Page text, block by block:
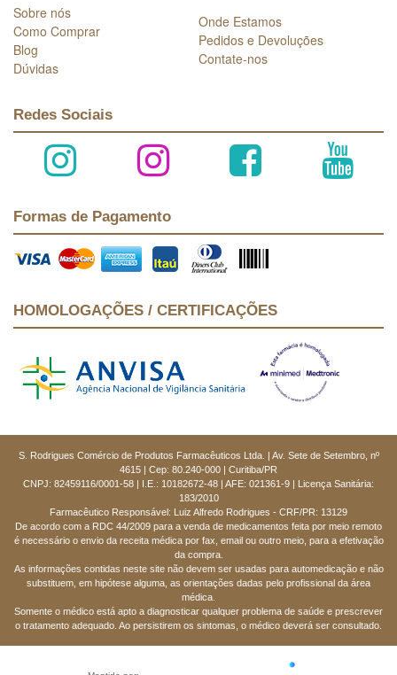
Sobre nós
Como Comprar
Blog
Dúvidas
Onde Estamos
Pedidos e Devoluções
Contate-nos
Redes Sociais
Formas de Pagamento
HOMOLOGAÇÕES / CERTIFICAÇÕES
S. Rodrigues Comércio de Produtos Farmacêuticos Ltda. | Av. Sete de Setembro, nº
4615 | Cep: 80.240-000 | Curitiba/PR
CNPJ: 82459116/0001-58 | I.E.: 10182672-48 | AFE: 021361-9 | Licença Sanitária:
183/2010
Farmacêutico Responsável: Luiz Alfredo Rodrigues - CRF/PR: 13129
De acordo com a RDC 44/2009 para a venda de medicamentos feita por meio remoto
é necessário o envio da receita médica por fax, email ou outro meio, para a efetivação
da compra.
As informações contidas neste site não devem ser usadas para automedicação e não
substituem, em hipótese alguma, as orientações dadas pelo profissional da área
médica.
Somente o médico está apto a diagnosticar qualquer problema de saúde e prescrever
o tratamento adequado. Ao persistirem os sintomas, o médico deverá ser consultado.